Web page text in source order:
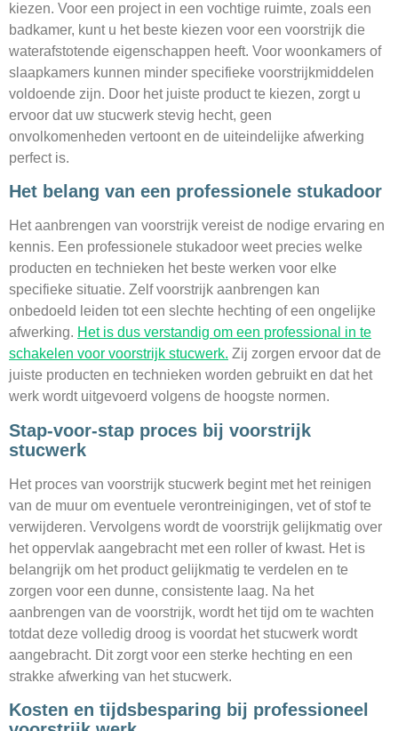
kiezen. Voor een project in een vochtige ruimte, zoals een
badkamer, kunt u het beste kiezen voor een voorstrijk die
waterafstotende eigenschappen heeft. Voor woonkamers of
slaapkamers kunnen minder specifieke voorstrijkmiddelen
voldoende zijn. Door het juiste product te kiezen, zorgt u
ervoor dat uw stucwerk stevig hecht, geen
onvolkomenheden vertoont en de uiteindelijke afwerking
perfect is.
Het belang van een professionele stukadoor
Het aanbrengen van voorstrijk vereist de nodige ervaring en
kennis. Een professionele stukadoor weet precies welke
producten en technieken het beste werken voor elke
specifieke situatie. Zelf voorstrijk aanbrengen kan
onbedoeld leiden tot een slechte hechting of een ongelijke
afwerking. Het is dus verstandig om een professional in te
schakelen voor voorstrijk stucwerk. Zij zorgen ervoor dat de
juiste producten en technieken worden gebruikt en dat het
werk wordt uitgevoerd volgens de hoogste normen.
Stap-voor-stap proces bij voorstrijk
stucwerk
Het proces van voorstrijk stucwerk begint met het reinigen
van de muur om eventuele verontreinigingen, vet of stof te
verwijderen. Vervolgens wordt de voorstrijk gelijkmatig over
het oppervlak aangebracht met een roller of kwast. Het is
belangrijk om het product gelijkmatig te verdelen en te
zorgen voor een dunne, consistente laag. Na het
aanbrengen van de voorstrijk, wordt het tijd om te wachten
totdat deze volledig droog is voordat het stucwerk wordt
aangebracht. Dit zorgt voor een sterke hechting en een
strakke afwerking van het stucwerk.
Kosten en tijdsbesparing bij professioneel